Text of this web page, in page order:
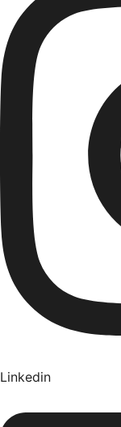
Linkedin